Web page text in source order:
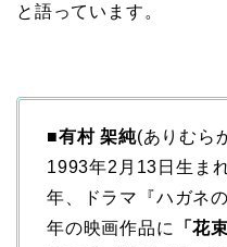
と語っています。
■有村 架純(ありむら
1993年2月13日生ま
年、ドラマ『ハガネ
年の映画作品に
「花